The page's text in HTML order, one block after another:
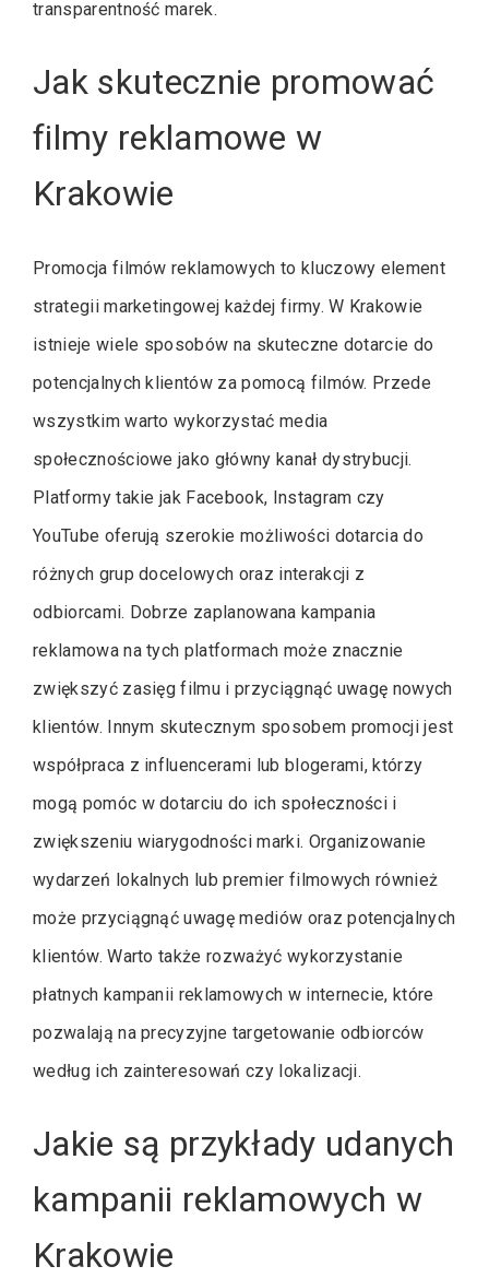
transparentność marek.
Jak skutecznie promować
filmy reklamowe w
Krakowie
Promocja filmów reklamowych to kluczowy element
strategii marketingowej każdej firmy. W Krakowie
istnieje wiele sposobów na skuteczne dotarcie do
potencjalnych klientów za pomocą filmów. Przede
wszystkim warto wykorzystać media
społecznościowe jako główny kanał dystrybucji.
Platformy takie jak Facebook, Instagram czy
YouTube oferują szerokie możliwości dotarcia do
różnych grup docelowych oraz interakcji z
odbiorcami. Dobrze zaplanowana kampania
reklamowa na tych platformach może znacznie
zwiększyć zasięg filmu i przyciągnąć uwagę nowych
klientów. Innym skutecznym sposobem promocji jest
współpraca z influencerami lub blogerami, którzy
mogą pomóc w dotarciu do ich społeczności i
zwiększeniu wiarygodności marki. Organizowanie
wydarzeń lokalnych lub premier filmowych również
może przyciągnąć uwagę mediów oraz potencjalnych
klientów. Warto także rozważyć wykorzystanie
płatnych kampanii reklamowych w internecie, które
pozwalają na precyzyjne targetowanie odbiorców
według ich zainteresowań czy lokalizacji.
Jakie są przykłady udanych
kampanii reklamowych w
Krakowie